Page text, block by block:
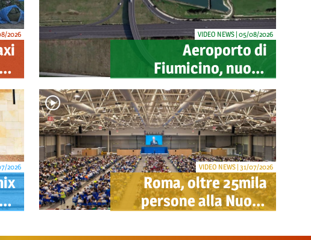
2026
Aeroporto di
Fiumicino, nuovo
svincolo per Cargo
City e Lunga Sosta:
investimento ADR da
oltre 40 milioni
VIDEO NEWS | 05/08/2026
2026
Roma, oltre 25mila
persone alla Nuova
VIDEO NEWS | 31/07/2026